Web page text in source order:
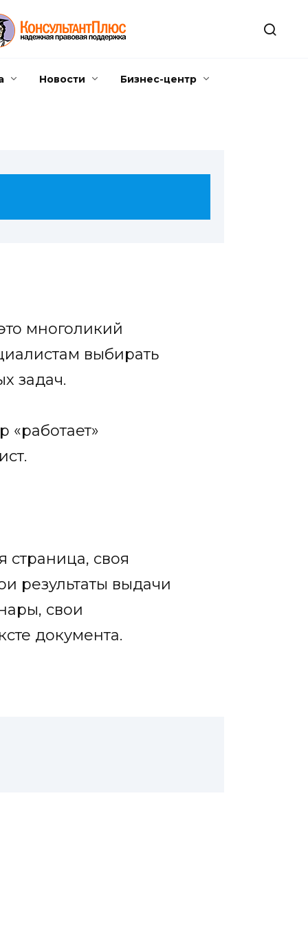
Новости Бизнес-центр
многоликий
выбирать
задач.
«работает»
своя
результаты выдачи
свои
документа.